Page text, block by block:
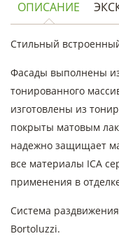
ОПИСАНИЕ
Стильный
Фасады выполнены
тонированного
изготовлены из
покрыты матовым
надежно защищает
все материалы ICA
применения в
Система
Bortoluzzi.